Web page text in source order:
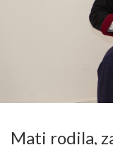
Mati rodila,